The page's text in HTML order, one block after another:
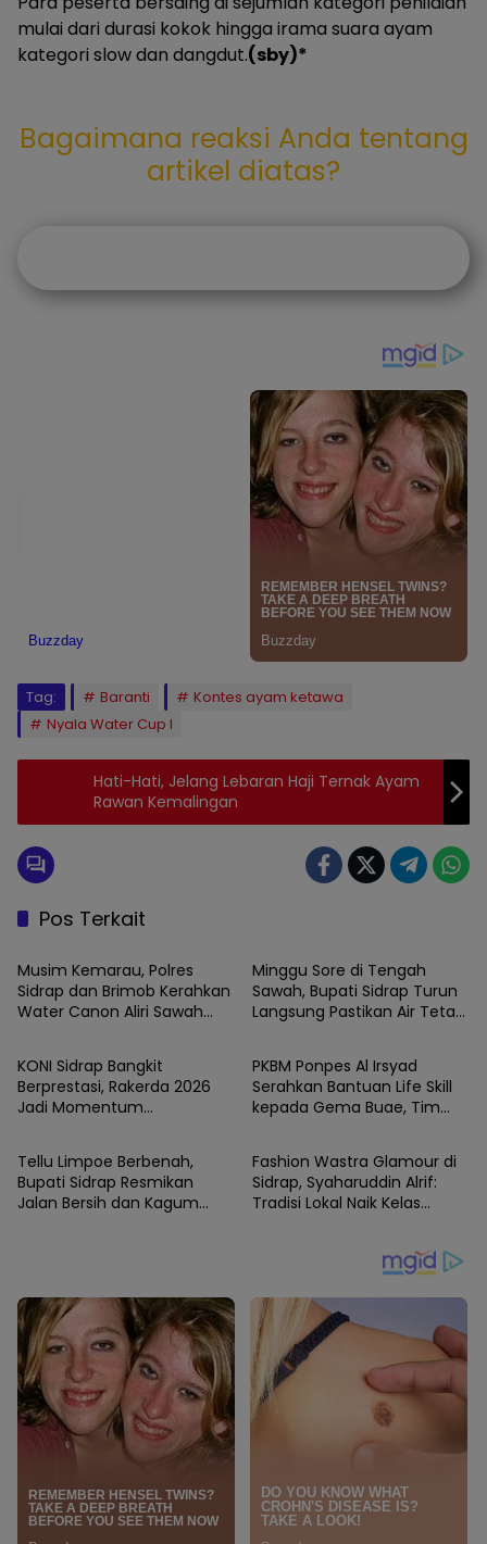
mulai dari durasi kokok hingga irama suara ayam
kategori slow dan dangdut.(sby)*
Bagaimana reaksi Anda tentang
artikel diatas?
Tag: Baranti
Kontes ayam ketawa
Nyala Water Cup I
Hati-Hati, Jelang Lebaran Haji Ternak Ayam
Rawan Kemalingan
Pos Terkait
SIDRAP
Musim Kemarau, Polres
Sidrap dan Brimob Kerahkan
Water Canon Aliri Sawah
Minggu Sore di Tengah
Sawah, Bupati Sidrap Turun
Langsung Pastikan Air Tetap
SIDRAP
KONI Sidrap Bangkit
Berprestasi, Rakerda 2026
Jadi Momentum
SIDRAP
PKBM Ponpes Al Irsyad
Serahkan Bantuan Life Skill
kepada Gema Buae, Tim
SIDRAP
Tellu Limpoe Berbenah,
Bupati Sidrap Resmikan
Jalan Bersih dan Kagum
SIDRAP
Fashion Wastra Glamour di
Sidrap, Syaharuddin Alrif:
Tradisi Lokal Naik Kelas